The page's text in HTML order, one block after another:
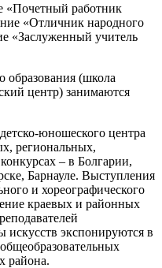
«Почетный работник
«Отличник народного
«Заслуженный учитель
образования (школа
центр) занимаются
юношеского центра
региональных,
– в Болгарии,
Барнауле. Выступления
и хореографического
краевых и районных
искусств экспонируются в
района.